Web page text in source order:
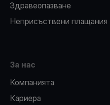
Здравеопазване
Неприсъствени плащания
За нас
Компанията
Кариера